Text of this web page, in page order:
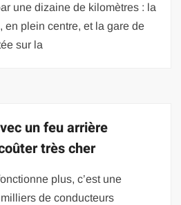
une dizaine de kilomètres : la
en plein centre, et la gare de
sur la
un feu arrière
très cher
plus, c’est une
de conducteurs